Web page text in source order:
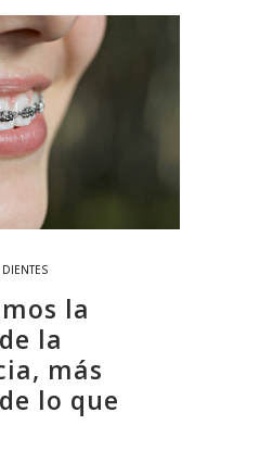
DIENTES
la
la
más
lo que